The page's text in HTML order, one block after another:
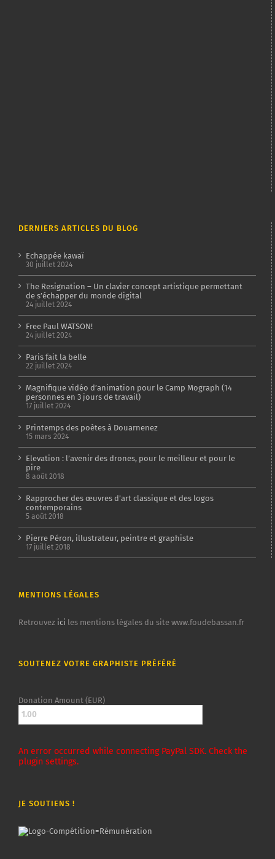
DERNIERS ARTICLES DU BLOG
Echappée kawaï
30 juillet 2024
The Resignation – Un clavier concept artistique permettant
de s’échapper du monde digital
24 juillet 2024
Free Paul WATSON!
24 juillet 2024
Paris fait la belle
22 juillet 2024
Magnifique vidéo d’animation pour le Camp Mograph (14
personnes en 3 jours de travail)
17 juillet 2024
Printemps des poètes à Douarnenez
15 mars 2024
Elevation : l’avenir des drones, pour le meilleur et pour le
pire
8 août 2018
Rapprocher des œuvres d’art classique et des logos
contemporains
5 août 2018
Pierre Péron, illustrateur, peintre et graphiste
17 juillet 2018
MENTIONS LÉGALES
Retrouvez ici les mentions légales du site www.foudebassan.fr
SOUTENEZ VOTRE GRAPHISTE PRÉFÉRÉ
Donation Amount (EUR)
An error occurred while connecting PayPal SDK. Check the
plugin settings.
JE SOUTIENS !